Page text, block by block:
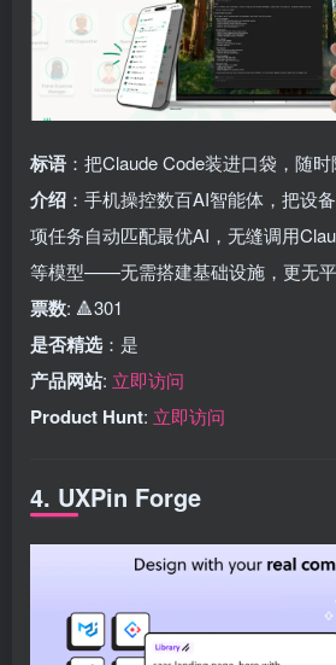
标语 ：把Claude Code装进口袋，随时
介绍 ：手机操控数百AI智能体，把设
项任务自动匹配最优AI，无缝调用
等模型——无需搭建基础设施，更无平
票数: 🔺301
是否精选 ：是
产品网站: 立即访问
Product Hunt: 立即访问
4. UXPin Forge